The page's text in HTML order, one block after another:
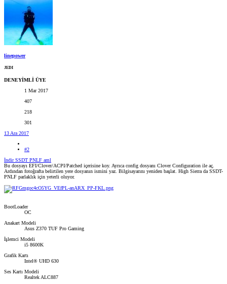
linepower
JEDI
DENEYİMLİ ÜYE
1 Mar 2017
407
218
301
13 Ara 2017
#2
İndir SSDT PNLF aml
Bu dosyayı EFI/Clover/ACPI/Patched içerisine koy. Ayrıca config dosyanı Clover Configuration ile aç.
Ardından fotoğrafta belirtilen yere dosyanın ismini yaz. Bilgisayarını yeniden başlat. High Sierra da SSDT-
PNLF parlaklık için yeterli oluyor.
BootLoader
OC
Anakart Modeli
Asus Z370 TUF Pro Gaming
İşlemci Modeli
i5 8600K
Grafik Kartı
Intel® UHD 630
Ses Kartı Modeli
Realtek ALC887